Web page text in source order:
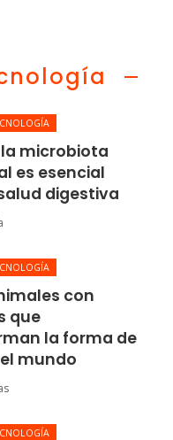
la microbiota
es esencial
digestiva
con
que
la forma de
mundo